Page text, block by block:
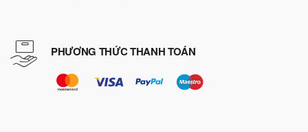
PHƯƠNG THỨC THANH TOÁN